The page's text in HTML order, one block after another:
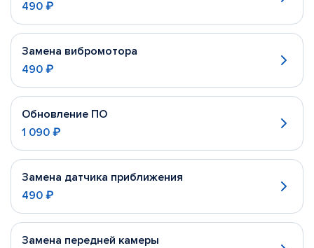
490 ₽
Замена вибромотора
490 ₽
Обновление ПО
1 090 ₽
Замена датчика приближения
490 ₽
Замена передней камеры